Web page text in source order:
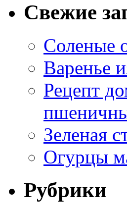
Свежие
Соленые
Варенье
Рецепт
Зеленая
Огурцы
Рубрики